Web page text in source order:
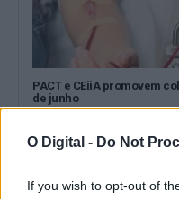
O Digital - Do Not
If you wish to opt-out of
PACT e CEiiA promovem
de junho
14 Junho, 2026 - 11:34